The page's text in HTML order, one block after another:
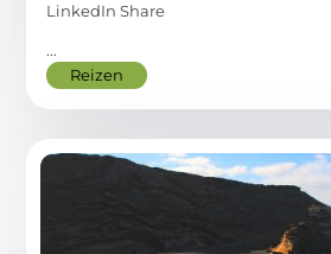
LinkedIn Share
...
Reizen